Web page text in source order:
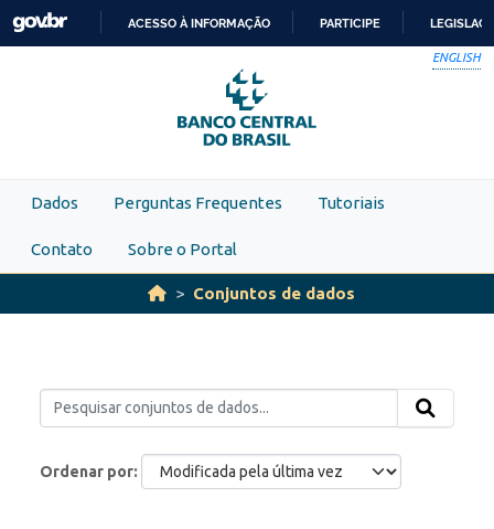
Skip to main content
PARA
O
CONTEÚDO
ACESSO À INFORMAÇÃO PARTICIPE
ENGLISH
Dados Perguntas Frequentes Tutoriais
Contato Sobre o Portal
Conjuntos de dados
Ordenar por